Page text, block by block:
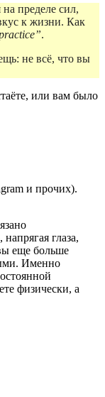
пределе сил,
к жизни. Как
.
не всё, что вы
или вам было
и прочих).
глаза,
еще больше
Именно
физически, а